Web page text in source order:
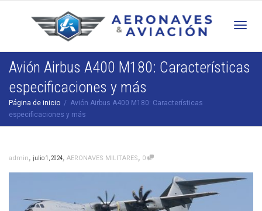
Avión Airbus A400 M180: Características
especificaciones y más
Página de inicio
Avión Airbus A400 M180: Características
especificaciones y más
admin, julio 1, 2024, AERONAVES MILITARES, 0